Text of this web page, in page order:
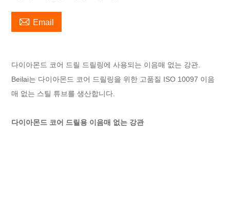
 Email
다이아몬드 코어 드릴 드릴링에 사용되는 이음매 없는 강관.
Beilai는 다이아몬드 코어 드릴링을 위한 고품질 ISO 10097 이음
매 없는 스틸 튜브를 생산합니다.
다이아몬드 코어 드릴용 이음매 없는 강관